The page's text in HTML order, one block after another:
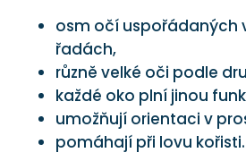
osm očí uspořádaných
řadách,
různě velké oči podle
každé oko plní jinou
umožňují orientaci v
pomáhají při lovu kořisti.